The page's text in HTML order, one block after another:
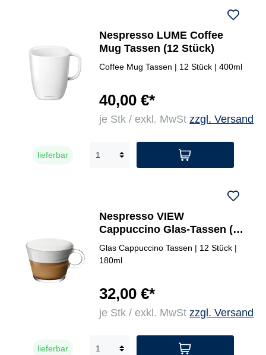
Nespresso LUME Coffee
Mug Tassen (12 Stück)
Coffee Mug Tassen | 12 Stück | 400ml
40,00 €*
je Stk / exkl. MwStzzgl. Versand
lieferbar
Nespresso VIEW
Cappuccino Glas-Tassen (12
Stück)
Glas Cappuccino Tassen | 12 Stück |
180ml
32,00 €*
je Stk / exkl. MwStzzgl. Versand
lieferbar